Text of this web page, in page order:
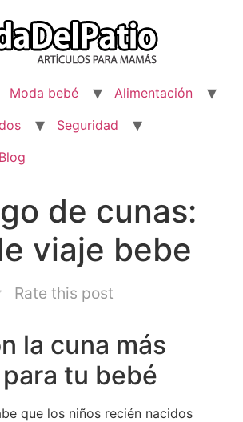
Moda bebé
Alimentación
Seguridad
Blog
de cunas:
viaje bebe
Rate this post
la cuna más
tu bebé
que los niños recién nacidos